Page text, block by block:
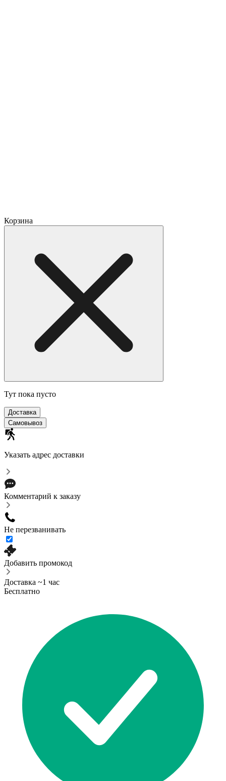
Корзина
Тут пока пусто
Доставка
Самовывоз
Указать адрес доставки
Комментарий к заказу
Не перезванивать
Добавить промокод
Доставка ~1 час
Бесплатно